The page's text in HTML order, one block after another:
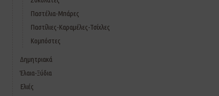
Παστέλια-Μπάρες
Παστίλιες-Καραμέλες-Τσίχλες
Κομπόστες
Δημητριακά
Έλαια-Ξύδια
Ελιές